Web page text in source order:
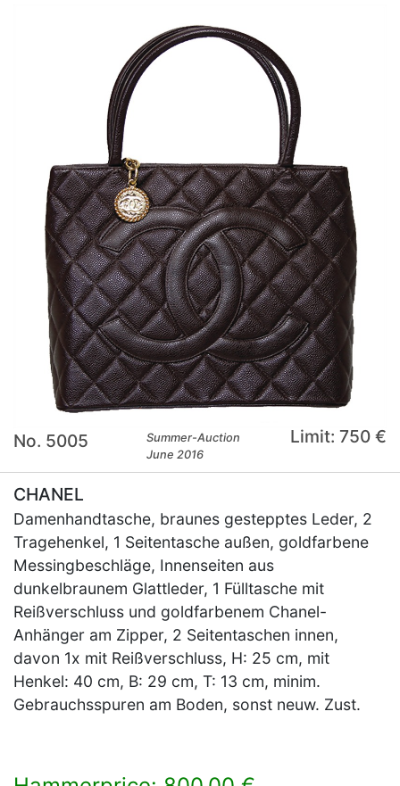
No. 5005
Summer-Auction
June 2016
Limit: 750 €
CHANEL
Damenhandtasche, braunes gestepptes Leder, 2
Tragehenkel, 1 Seitentasche außen, goldfarbene
Messingbeschläge, Innenseiten aus
dunkelbraunem Glattleder, 1 Fülltasche mit
Reißverschluss und goldfarbenem Chanel-
Anhänger am Zipper, 2 Seitentaschen innen,
davon 1x mit Reißverschluss, H: 25 cm, mit
Henkel: 40 cm, B: 29 cm, T: 13 cm, minim.
Gebrauchsspuren am Boden, sonst neuw. Zust.